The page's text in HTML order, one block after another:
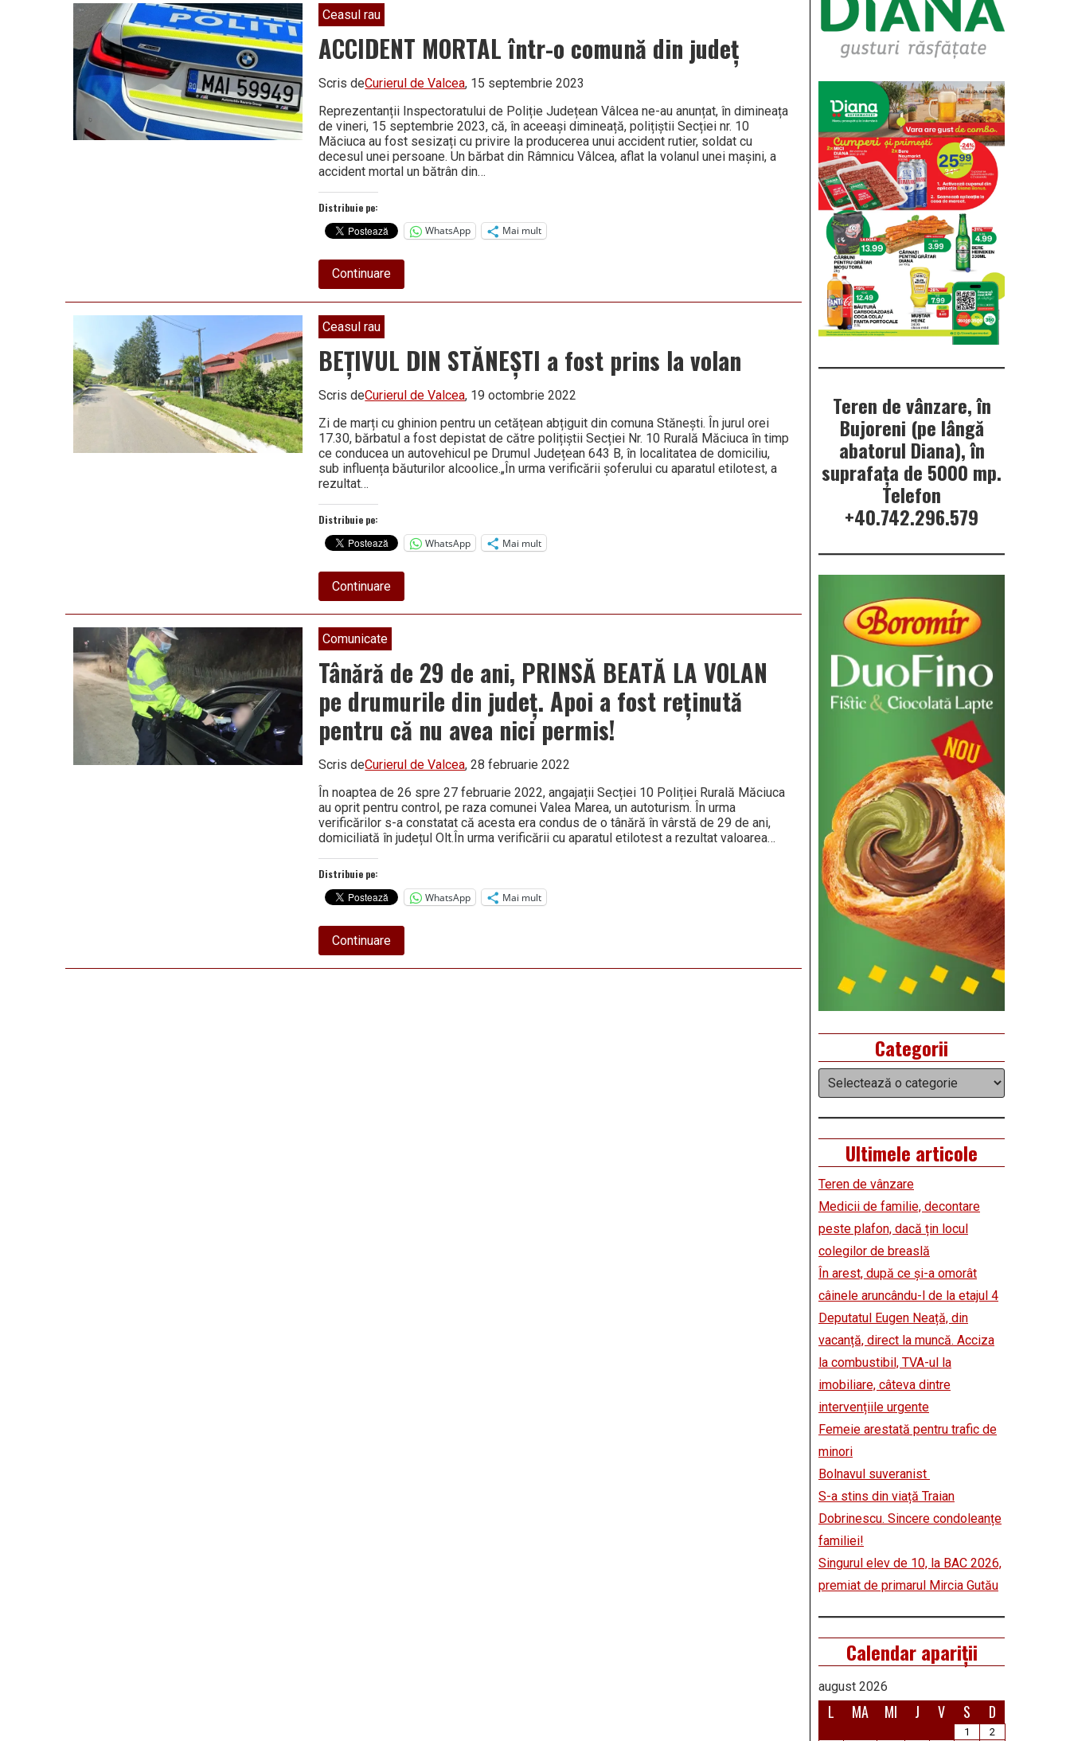
Vâlcea
Ceasul rau
ACCIDENT MORTAL într-o comună din județ
Scris deCurierul de Valcea, 15 septembrie 2023
Reprezentanții Inspectoratului de Poliție Județean Vâlcea ne-au anunțat, în dimineața
de vineri, 15 septembrie 2023, că, în aceeași dimineață, polițiștii Secției nr. 10
Măciuca au fost sesizați cu privire la producerea unui accident rutier, soldat cu
decesul unei persoane. Un bărbat din Râmnicu Vâlcea, aflat la volanul unei mașini, a
accident mortal un bătrân din…
Distribuie pe:
WhatsApp
Mai mult
Continuareabout
ACCIDENT
MORTAL
din
Ceasul rau
BEȚIVUL DIN STĂNEȘTI a fost prins la volan
Scris deCurierul de Valcea, 19 octombrie 2022
Zi de marți cu ghinion pentru un cetățean abțiguit din comuna Stănești. În jurul orei
17.30, bărbatul a fost depistat de către polițiștii Secției Nr. 10 Rurală Măciuca în timp
ce conducea un autovehicul pe Drumul Județean 643 B, în localitatea de domiciliu,
sub influența băuturilor alcoolice.„În urma verificării șoferului cu aparatul etilotest, a
rezultat…
Distribuie pe:
WhatsApp
Mai mult
Continuareabout
BEȚIVUL
DIN
fost
prins
la
volan
Comunicate
Tânără de 29 de ani, PRINSĂ BEATĂ LA VOLAN
pe drumurile din județ. Apoi a fost reținută
pentru că nu avea nici permis!
Scris deCurierul de Valcea, 28 februarie 2022
În noaptea de 26 spre 27 februarie 2022, angajații Secției 10 Poliției Rurală Măciuca
au oprit pentru control, pe raza comunei Valea Marea, un autoturism. În urma
verificărilor s-a constatat că acesta era condus de o tânără în vârstă de 29 de ani,
domiciliată în județul Olt.În urma verificării cu aparatul etilotest a rezultat valoarea…
Distribuie pe:
WhatsApp
Mai mult
Continuareabout
Tânără
de
Teren de vânzare, în
Bujoreni (pe lângă
abatorul Diana), în
suprafața de 5000 mp.
Telefon
+40.742.296.579
Categorii
Categorii
Ultimele articole
Teren de vânzare
Medicii de familie, decontare
peste plafon, dacă țin locul
colegilor de breaslă
În arest, după ce și-a omorât
câinele aruncându-l de la etajul 4
Deputatul Eugen Neață, din
vacanță, direct la muncă. Acciza
la combustibil, TVA-ul la
imobiliare, câteva dintre
intervențiile urgente
Femeie arestată pentru trafic de
minori
Bolnavul suveranist
S-a stins din viață Traian
Dobrinescu. Sincere condoleanțe
familiei!
Singurul elev de 10, la BAC 2026,
premiat de primarul Mircia Gutău
Calendar apariții
august 2026
L MA MI J V S D
1
2